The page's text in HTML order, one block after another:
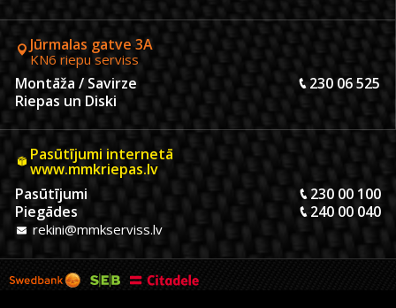
Jūrmalas gatve 3A
KN6 riepu serviss
Montāža / Savirze
230 06 525
Riepas un Diski
Pasūtījumi internetā
www.mmkriepas.lv
Pasūtījumi
230 00 100
Piegādes
240 00 040
rekini@mmkserviss.lv